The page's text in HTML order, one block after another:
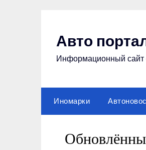
Авто
Информационный сайт
Иномарки